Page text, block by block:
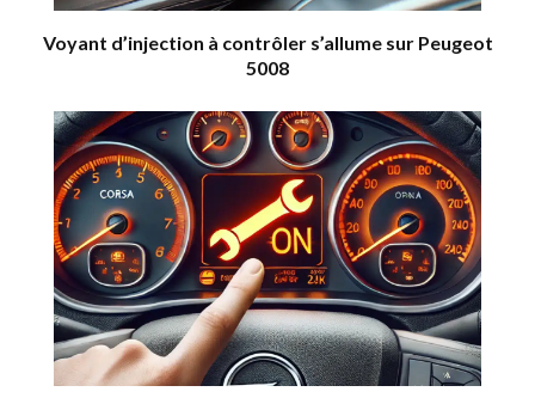
Voyant d’injection à contrôler s’allume sur Peugeot
5008